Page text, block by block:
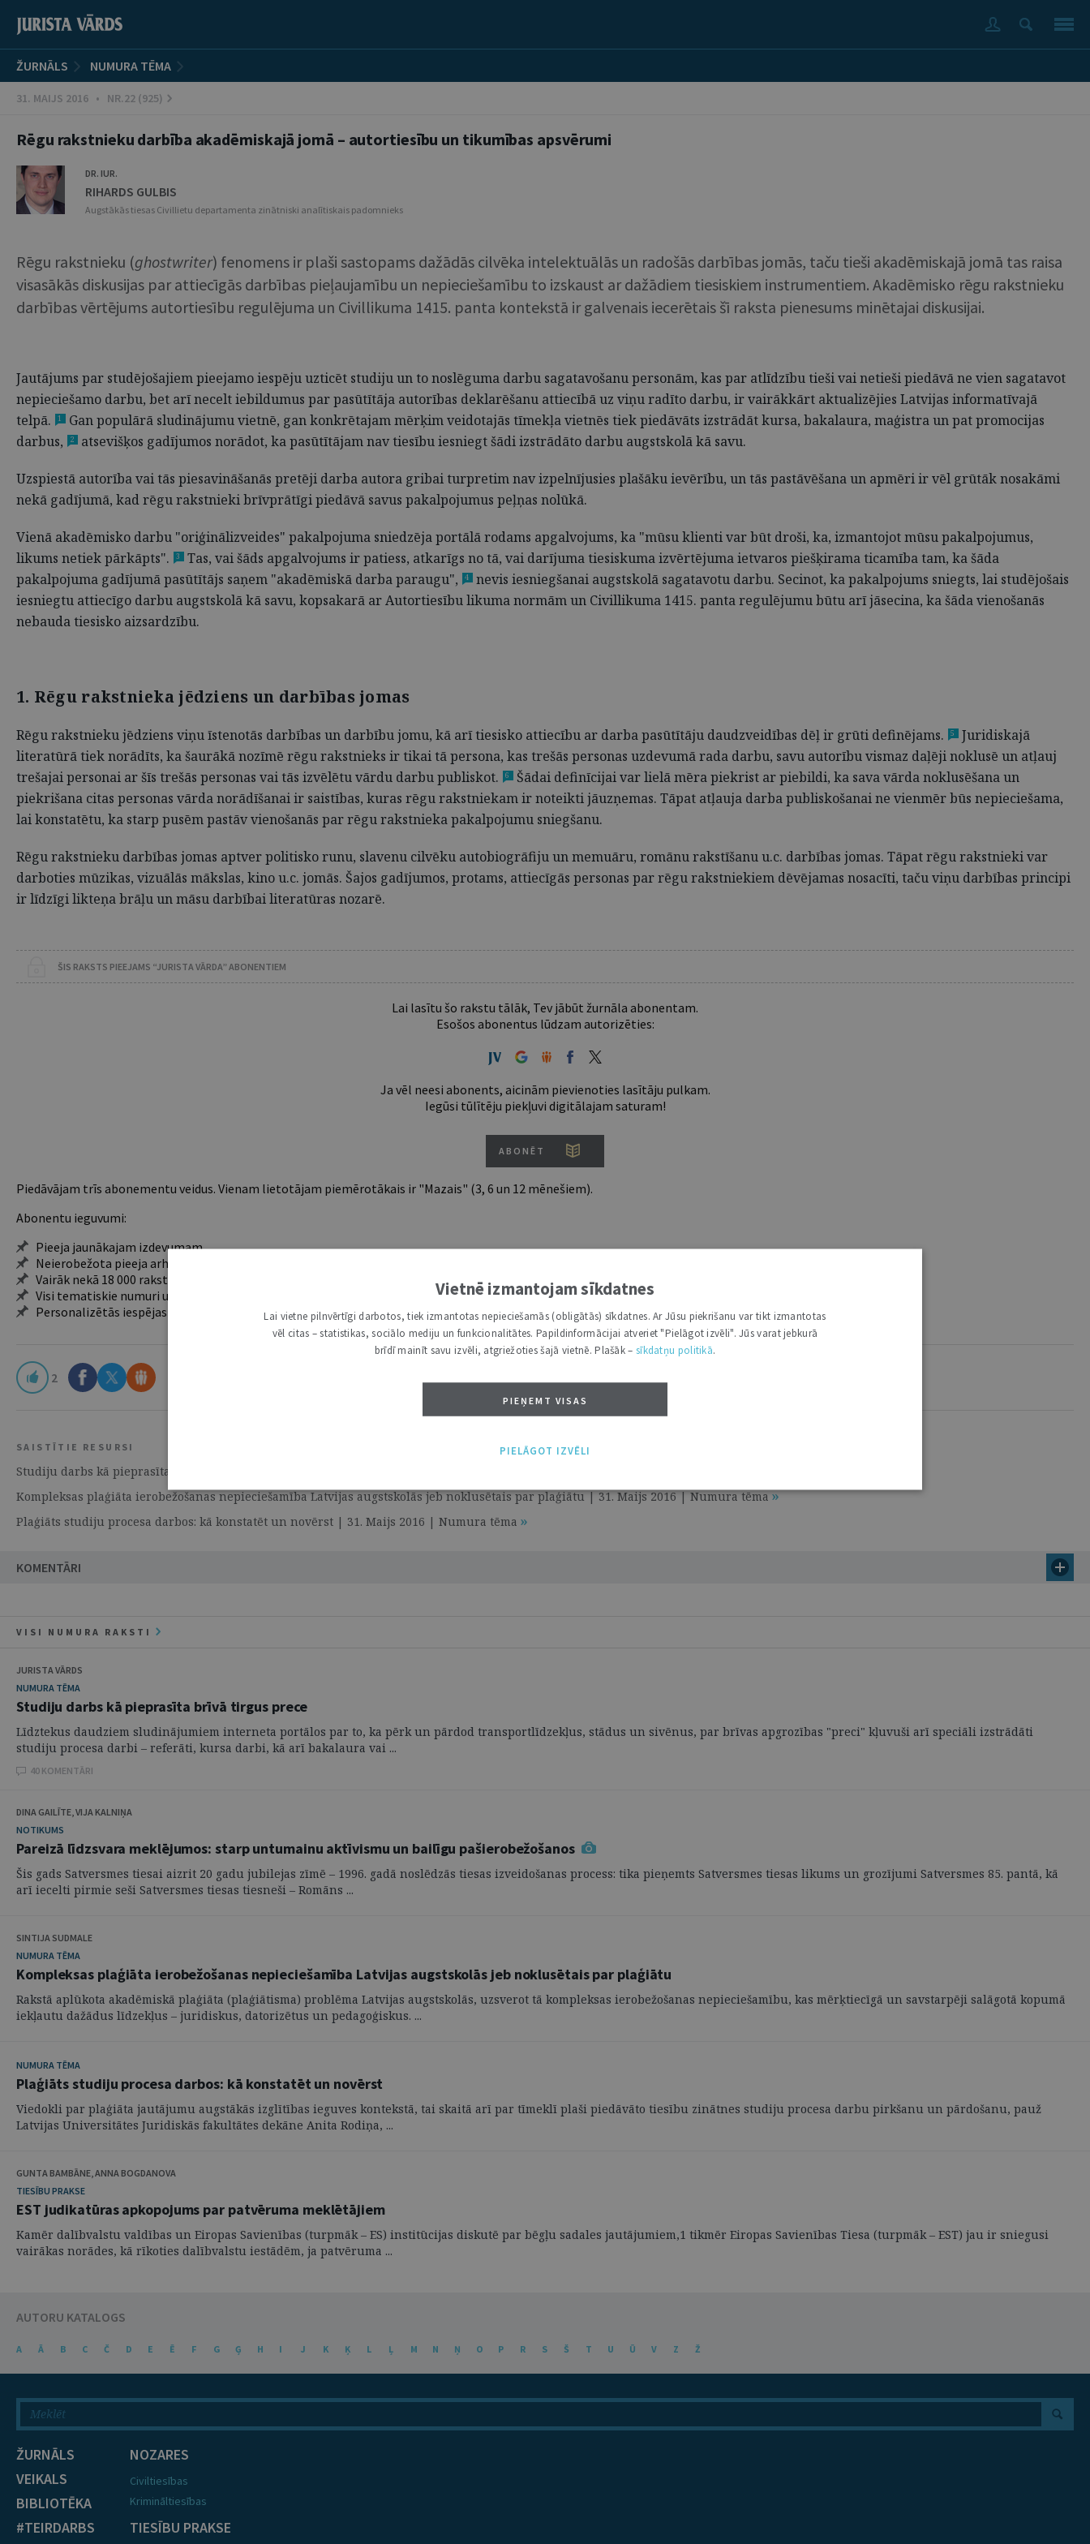
ŽURNĀLS NUMURA TĒMA
31. MAIJS 2016 • NR.22 (925)
Rēgu rakstnieku darbība akadēmiskajā jomā – autortiesību un tikumības apsvērumi
DR. IUR.
RIHARDS GULBIS
Augstākās tiesas Civillietu departamenta zinātniski analītiskais padomnieks
Rēgu rakstnieku (ghostwriter) fenomens ir plaši sastopams dažādās cilvēka intelektuālās un radošās darbības jomās, taču tieši akadēmiskajā jomā tas raisa
visasākās diskusijas par attiecīgās darbības pieļaujamību un nepieciešamību to izskaust ar dažādiem tiesiskiem instrumentiem. Akadēmisko rēgu rakstnieku
darbības vērtējums autortiesību regulējuma un Civillikuma 1415. panta kontekstā ir galvenais iecerētais šī raksta pienesums minētajai diskusijai.
Jautājums par studējošajiem pieejamo iespēju uzticēt studiju un to noslēguma darbu sagatavošanu personām, kas par atlīdzību tieši vai netieši piedāvā ne vien sagatavot
nepieciešamo darbu, bet arī necelt iebildumus par pasūtītāja autorības deklarēšanu attiecībā uz viņu radīto darbu, ir vairākkārt aktualizējies Latvijas informatīvajā
telpā.
1
Gan populārā sludinājumu vietnē, gan konkrētajam mērķim veidotajās tīmekļa vietnēs tiek piedāvāts izstrādāt kursa, bakalaura, maģistra un pat promocijas
darbus,
2 atsevišķos gadījumos norādot, ka pasūtītājam nav tiesību iesniegt šādi izstrādāto darbu augstskolā kā savu.
Uzspiestā autorība vai tās piesavināšanās pretēji darba autora gribai turpretim nav izpelnījusies plašāku ievērību, un tās pastāvēšana un apmēri ir vēl grūtāk nosakāmi
nekā gadījumā, kad rēgu rakstnieki brīvprātīgi piedāvā savus pakalpojumus peļņas nolūkā.
Vienā akadēmisko darbu "oriģinālizveides" pakalpojuma sniedzēja portālā rodams apgalvojums, ka "mūsu klienti var būt droši, ka, izmantojot mūsu pakalpojumus,
likums netiek pārkāpts".
3
Tas, vai šāds apgalvojums ir patiess, atkarīgs no tā, vai darījuma tiesiskuma izvērtējuma ietvaros piešķirama ticamība tam, ka šāda
pakalpojuma gadījumā pasūtītājs saņem "akadēmiskā darba paraugu",
4
nevis iesniegšanai augstskolā sagatavotu darbu. Secinot, ka pakalpojums sniegts, lai studējošais
iesniegtu attiecīgo darbu augstskolā kā savu, kopsakarā ar Autortiesību likuma normām un Civillikuma 1415. panta regulējumu būtu arī jāsecina, ka šāda vienošanās
nebauda tiesisko aizsardzību.
1. Rēgu rakstnieka jēdziens un darbības jomas
Rēgu rakstnieku jēdziens viņu īstenotās darbības un darbību jomu, kā arī tiesisko attiecību ar darba pasūtītāju daudzveidības dēļ ir grūti definējams. 5
Juridiskajā
literatūrā tiek norādīts, ka šaurākā nozīmē rēgu rakstnieks ir tikai tā persona, kas trešās personas uzdevumā rada darbu, savu autorību vismaz daļēji noklusē un atļauj
trešajai personai ar šīs trešās personas vai tās izvēlētu vārdu darbu publiskot.
6
Šādai definīcijai var lielā mēra piekrist ar piebildi, ka sava vārda noklusēšana un
piekrišana citas personas vārda norādīšanai ir saistības, kuras rēgu rakstniekam ir noteikti jāuzņemas. Tāpat atļauja darba publiskošanai ne vienmēr būs nepieciešama,
lai konstatētu, ka starp pusēm pastāv vienošanās par rēgu rakstnieka pakalpojumu sniegšanu.
Rēgu rakstnieku darbības jomas aptver politisko runu, slavenu cilvēku autobiogrāfiju un memuāru, romānu rakstīšanu u.c. darbības jomas. Tāpat rēgu rakstnieki var
darboties mūzikas, vizuālās mākslas, kino u.c. jomās. Šajos gadījumos, protams, attiecīgās personas par rēgu rakstniekiem dēvējamas nosacīti, taču viņu darbības principi
ir līdzīgi likteņa brāļu un māsu darbībai literatūras nozarē.
ŠIS RAKSTS PIEEJAMS “JURISTA VĀRDA” ABONENTIEM
Lai lasītu šo rakstu tālāk, Tev jābūt žurnāla abonentam.
Esošos abonentus lūdzam autorizēties:
Ja vēl neesi abonents, aicinām pievienoties lasītāju pulkam.
Iegūsi tūlītēju piekļuvi digitālajam saturam!
ABONĒT
Piedāvājam trīs abonementu veidus. Vienam lietotājam piemērotākais ir "Mazais" (3, 6 un 12 mēnešiem).
Abonentu ieguvumi:
Pieeja jaunākajam izdevumam
Neierobežota pieeja arhīvam – 24 h/7 d.
Vairāk nekā 18 000 rakstu un 2000 autoru
Visi tematiskie numuri un ikgadējie grāmatžurnāli
Personalizētās iespējas – piezīmes, citāti, mapes
2
SAISTĪTIE RESURSI
Studiju darbs kā pieprasīta brīvā tirgus prece | 31. Maijs 2016 | Numura tēma
Kompleksas plaģiāta ierobežošanas nepieciešamība Latvijas augstskolās jeb noklusētais par plaģiātu | 31. Maijs 2016 | Numura tēma
Plaģiāts studiju procesa darbos: kā konstatēt un novērst | 31. Maijs 2016 | Numura tēma
KOMENTĀRI
VISI NUMURA RAKSTI
JURISTA VĀRDS
NUMURA TĒMA
Studiju darbs kā pieprasīta brīvā tirgus prece
Līdztekus daudziem sludinājumiem interneta portālos par to, ka pērk un pārdod transportlīdzekļus, stādus un sivēnus, par brīvas apgrozības "preci" kļuvuši arī speciāli izstrādāti
studiju procesa darbi – referāti, kursa darbi, kā arī bakalaura vai ...
40 KOMENTĀRI
DINA GAILĪTE, VIJA KALNIŅA
NOTIKUMS
Pareizā līdzsvara meklējumos: starp untumainu aktīvismu un bailīgu pašierobežošanos
Šis gads Satversmes tiesai aizrit 20 gadu jubilejas zīmē – 1996. gadā noslēdzās tiesas izveidošanas process: tika pieņemts Satversmes tiesas likums un grozījumi Satversmes 85. pantā, kā
arī iecelti pirmie seši Satversmes tiesas tiesneši – Romāns ...
SINTIJA SUDMALE
NUMURA TĒMA
Kompleksas plaģiāta ierobežošanas nepieciešamība Latvijas augstskolās jeb noklusētais par plaģiātu
Rakstā aplūkota akadēmiskā plaģiāta (plaģiātisma) problēma Latvijas augstskolās, uzsverot tā kompleksas ierobežošanas nepieciešamību, kas mērķtiecīgā un savstarpēji salāgotā kopumā
iekļautu dažādus līdzekļus – juridiskus, datorizētus un pedagoģiskus. ...
NUMURA TĒMA
Plaģiāts studiju procesa darbos: kā konstatēt un novērst
Viedokli par plaģiāta jautājumu augstākās izglītības ieguves kontekstā, tai skaitā arī par tīmeklī plaši piedāvāto tiesību zinātnes studiju procesa darbu pirkšanu un pārdošanu, pauž
Latvijas Universitātes Juridiskās fakultātes dekāne Anita Rodiņa, ...
GUNTA BAMBĀNE, ANNA BOGDANOVA
TIESĪBU PRAKSE
EST judikatūras apkopojums par patvēruma meklētājiem
Kamēr dalībvalstu valdības un Eiropas Savienības (turpmāk – ES) institūcijas diskutē par bēgļu sadales jautājumiem,1 tikmēr Eiropas Savienības Tiesa (turpmāk – EST) jau ir sniegusi
vairākas norādes, kā rīkoties dalībvalstu iestādēm, ja patvēruma ...
AUTORU KATALOGS
A Ā B C Č D E Ē F G Ģ H I J K Ķ L Ļ M N Ņ O P R S Š T U Ū V Z Ž
ŽURNĀLS
VEIKALS
BIBLIOTĒKA
#TEIRDARBS
NOZARES
Civiltiesības
Krimināltiesības
TIESĪBU PRAKSE
Vietnē izmantojam sīkdatnes
Lai vietne pilnvērtīgi darbotos, tiek izmantotas nepieciešamās (obligātās) sīkdatnes. Ar Jūsu piekrišanu var tikt izmantotas
vēl citas – statistikas, sociālo mediju un funkcionalitātes. Papildinformācijai atveriet "Pielāgot izvēli". Jūs varat jebkurā
brīdī mainīt savu izvēli, atgriežoties šajā vietnē. Plašāk – sīkdatņu politikā.
PIEŅEMT VISAS
PIELĀGOT IZVĒLI